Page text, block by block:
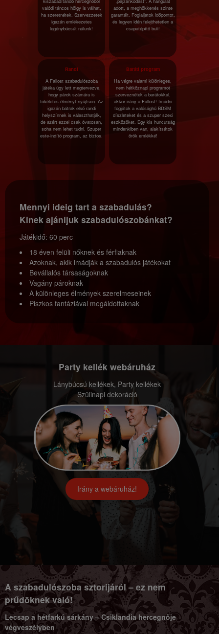
valódi táncos hölgy is válhat,
ha szeretnétek. Szervezzetek
igazán emlékezetes
legénybúcsút nálunk!
adott, a meghökkenés szinte
garantált. Foglaljatok időpontot,
és legyen idén felejthetetlen a
csapatépítő buli!
Randi
A Fallost szabadulószoba
játéka úgy lett megtervezve,
hogy párok számára is
tökéletes élményt nyújtson. Az
igazán bátrak első randi
helyszínnek is választhatják,
de azért ezzel csak óvatosan,
soha nem lehet tudni. Szuper
este-indító program, az biztos.
Baráti program
Ha végre valami különleges,
nem hétköznapi programot
szerveznétek a barátokkal,
akkor irány a Fallost! Imádni
fogjátok a valósághű BDSM
díszleteket és a szuper szexi
eszközöket. Egy kis huncutság
mindenkiben van, alakítsátok
örök emlékké!
Mennyi ideig tart a szabadulás?
Kinek ajánljuk szabadulószobánkat?
Játékidő: 60 perc
18 éven felüli nőknek és férfiaknak
Azoknak, akik imádják a szabadulós játékokat
Bevállalós társaságoknak
Vagány pároknak
A különleges élmények szerelmeseinek
Piszkos fantáziával megáldottaknak
Party kellék webáruház
Lánybúcsú kellékek, Party kellékek
Szülinapi dekoráció
Irány a webáruház!
A szabadulószoba sztorijáról – ez nem
prűdöknek való!
Lecsap a hétfarkú sárkány – Csiklandia hercegnője
végveszélyben